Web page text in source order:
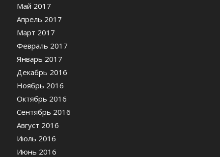
Май 2017
Апрель 2017
Март 2017
Февраль 2017
Январь 2017
Декабрь 2016
Ноябрь 2016
Октябрь 2016
Сентябрь 2016
Август 2016
Июль 2016
Июнь 2016